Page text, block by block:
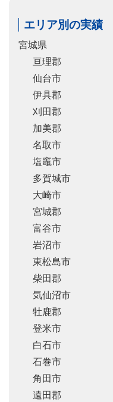
エリア別の実績
宮城県
亘理郡
仙台市
伊具郡
刈田郡
加美郡
名取市
塩竈市
多賀城市
大崎市
宮城郡
富谷市
岩沼市
東松島市
柴田郡
気仙沼市
牡鹿郡
登米市
白石市
石巻市
角田市
遠田郡